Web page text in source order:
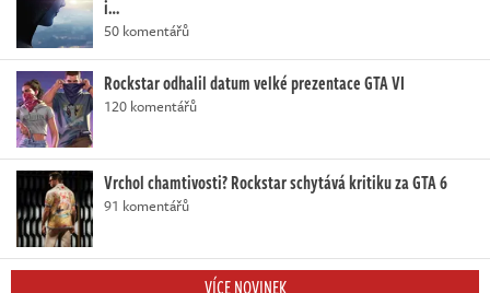
i…
50 komentářů
Rockstar odhalil datum velké prezentace GTA VI
120 komentářů
Vrchol chamtivosti? Rockstar schytává kritiku za GTA 6
91 komentářů